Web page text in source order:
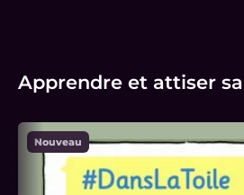
Apprendre et attiser
Nouveau